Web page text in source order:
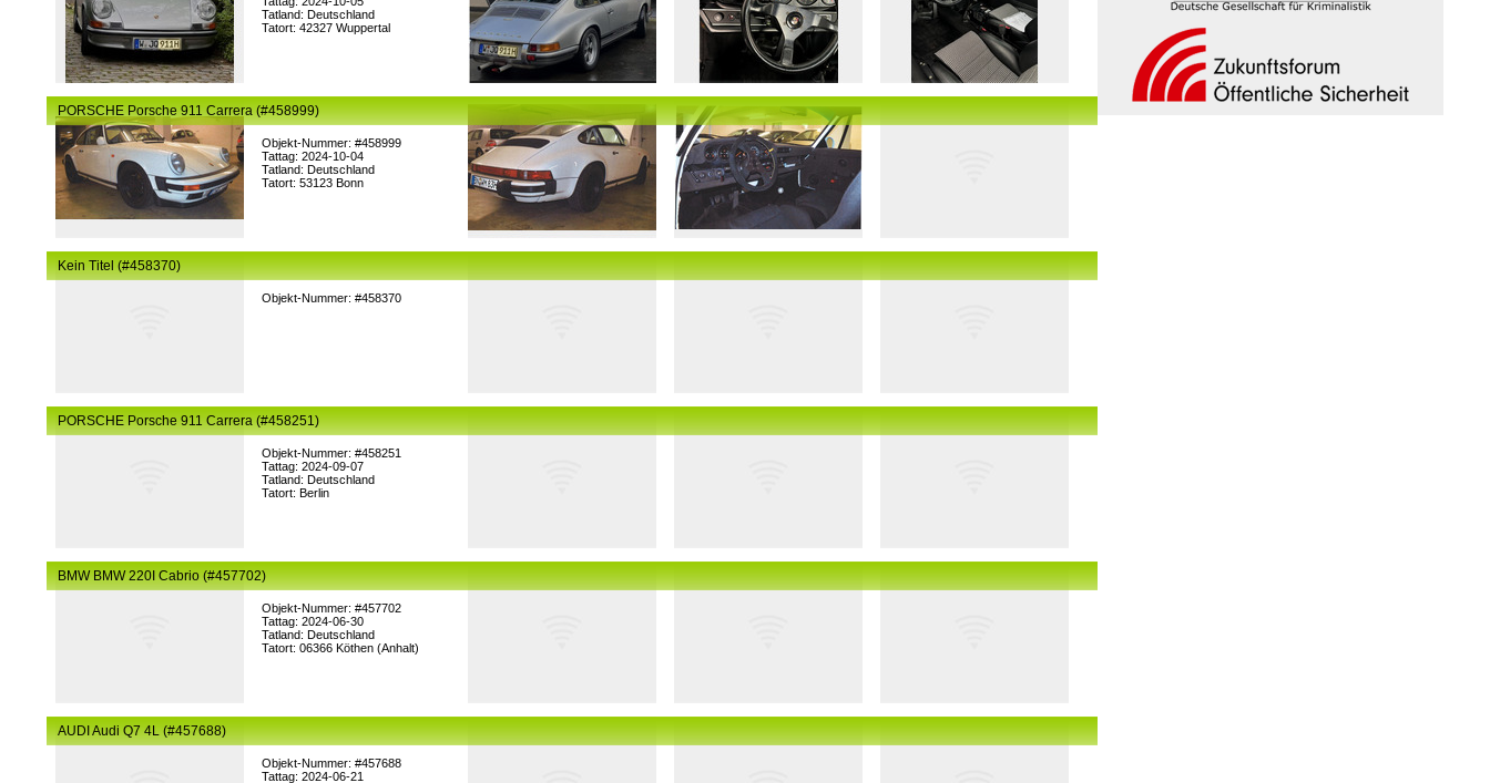
Tatland: Deutschland
Tatort: 42327 Wuppertal
Objekt-Nummer: #458999
Tattag: 2024-10-04
Tatland: Deutschland
Tatort: 53123 Bonn
PORSCHE Porsche 911 Carrera (#458999)
Objekt-Nummer: #458370
Kein Titel (#458370)
Objekt-Nummer: #458251
Tattag: 2024-09-07
Tatland: Deutschland
Tatort: Berlin
PORSCHE Porsche 911 Carrera (#458251)
Objekt-Nummer: #457702
Tattag: 2024-06-30
Tatland: Deutschland
Tatort: 06366 Köthen (Anhalt)
BMW BMW 220I Cabrio (#457702)
Objekt-Nummer: #457688
Tattag: 2024-06-21
AUDI Audi Q7 4L (#457688)